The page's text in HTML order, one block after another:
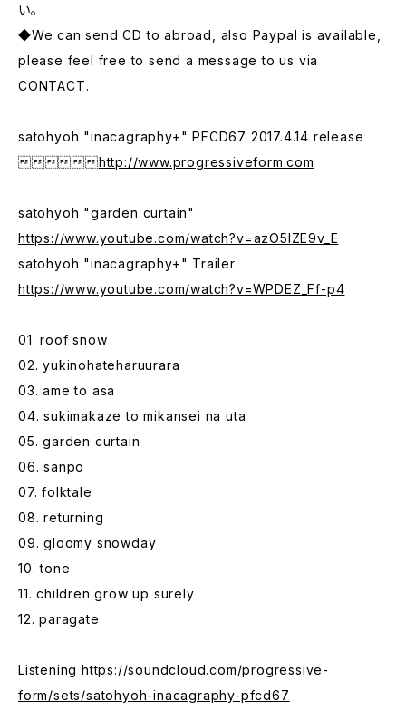
い。
◆We can send CD to abroad, also Paypal is available,
please feel free to send a message to us via
CONTACT.
satohyoh "inacagraphy+" PFCD67 2017.4.14 release
http://www.progressiveform.com
satohyoh "garden curtain"
https://www.youtube.com/watch?v=azO5lZE9v_E
satohyoh "inacagraphy+" Trailer
https://www.youtube.com/watch?v=WPDEZ_Ff-p4
01. roof snow
02. yukinohateharuurara
03. ame to asa
04. sukimakaze to mikansei na uta
05. garden curtain
06. sanpo
07. folktale
08. returning
09. gloomy snowday
10. tone
11. children grow up surely
12. paragate
Listening https://soundcloud.com/progressive-
form/sets/satohyoh-inacagraphy-pfcd67